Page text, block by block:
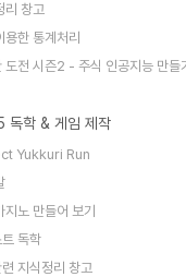
리 창고
용한 통계처리
도전 시즌2 - 주식 인공지능 만들
독학 & 게임 제작
Yukkuri Run
지노 만들어 보기
독학
지식정리 창고